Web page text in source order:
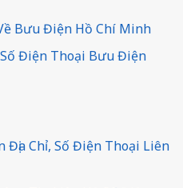
Bưu Điện Hồ Chí Minh
Điện Thoại Bưu Điện
Địa Chỉ, Số Điện Thoại Liên